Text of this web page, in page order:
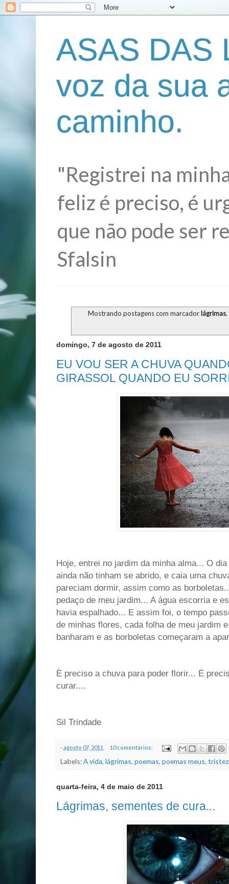
ASAS DAS
voz da sua
caminho.
"Registrei na
feliz é preciso, é
que não pode ser
Sfalsin
Mostrando postagens com marcador lágrimas.
domingo, 7 de agosto de 2011
EU VOU SER A CHUVA
GIRASSOL QUANDO EU
Hoje, entrei no jardim da minha alma... O
ainda não tinham se abrido, e caia uma
pareciam dormir, assim como as
pedaço de meu jardim... A água escorria e
havia espalhado... E assim foi, o tempo
de minhas flores, cada folha de meu jardim
banharam e as borboletas começaram a
È preciso a chuva para poder florir... É
curar....
Sil Trindade
-agosto 07, 2011 10 comentários:
Labels:A vida, lágrimas, poemas, poemas meus,
quarta-feira, 4 de maio de 2011
Lágrimas, sementes de cura...